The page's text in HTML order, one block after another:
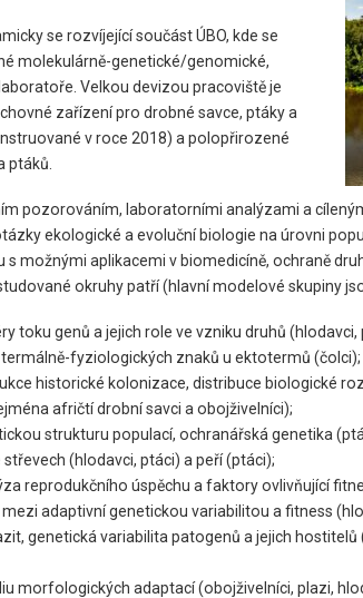
se rozvíjející součást ÚBO, kde se
molekulárně-genetické/genomické,
Velkou devizou pracoviště je
zařízení pro drobné savce, ptáky a
v roce 2018) a polopřirozené
ptáků.
pozorováním, laboratorními analýzami a
ekologické a evoluční biologie na úrovni
možnými aplikacemi v biomedicíně, ochraně
okruhy patří (hlavní modelové skupiny
toku genů a jejich role ve vzniku druhů (hlodavci,
fyziologických znaků u ektotermů (čolci);
historické kolonizace, distribuce biologické
afričtí drobní savci a obojživelníci);
strukturu populací, ochranářská genetika
(hlodavci, ptáci) a peří (ptáci);
reprodukčního úspěchu a faktory ovlivňující
adaptivní genetickou variabilitou a fitness
genetická variabilita patogenů a jejich hostitelů
morfologických adaptací (obojživelníci, plazi,